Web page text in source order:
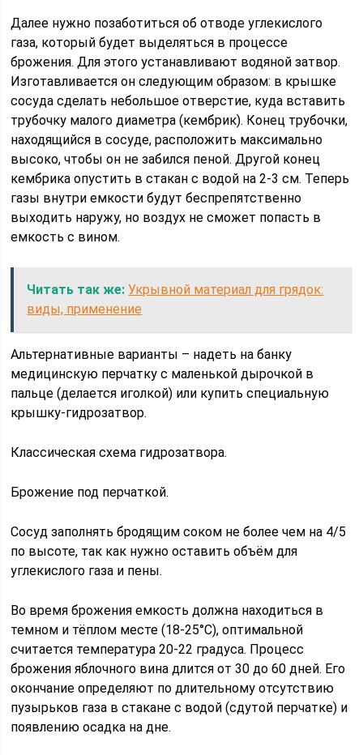
Далее нужно позаботиться об отводе углекислого
газа, который будет выделяться в процессе
брожения. Для этого устанавливают водяной затвор.
Изготавливается он следующим образом: в крышке
сосуда сделать небольшое отверстие, куда вставить
трубочку малого диаметра (кембрик). Конец трубочки,
находящийся в сосуде, расположить максимально
высоко, чтобы он не забился пеной. Другой конец
кембрика опустить в стакан с водой на 2-3 см. Теперь
газы внутри емкости будут беспрепятственно
выходить наружу, но воздух не сможет попасть в
емкость с вином.
Читать так же: Укрывной материал для грядок:
виды, применение
Альтернативные варианты – надеть на банку
медицинскую перчатку с маленькой дырочкой в
пальце (делается иголкой) или купить специальную
крышку-гидрозатвор.
Классическая схема гидрозатвора.
Брожение под перчаткой.
Сосуд заполнять бродящим соком не более чем на 4/5
по высоте, так как нужно оставить объём для
углекислого газа и пены.
Во время брожения емкость должна находиться в
темном и тёплом месте (18-25°C), оптимальной
считается температура 20-22 градуса. Процесс
брожения яблочного вина длится от 30 до 60 дней. Его
окончание определяют по длительному отсутствию
пузырьков газа в стакане с водой (сдутой перчатке) и
появлению осадка на дне.